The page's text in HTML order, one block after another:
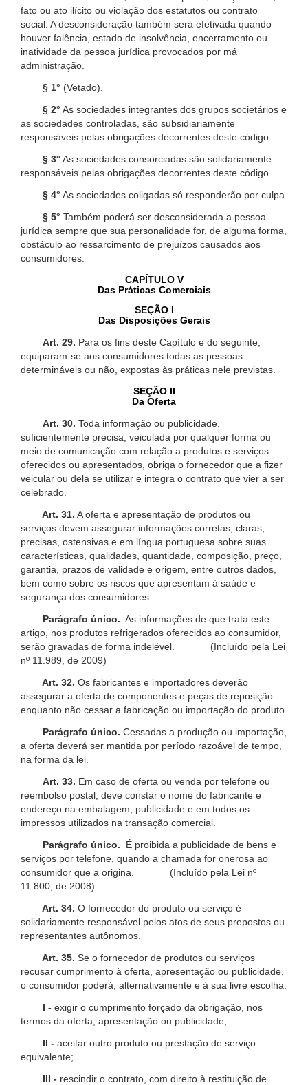
fato ou ato ilícito ou violação dos estatutos ou contrato
social. A desconsideração também será efetivada quando
houver falência, estado de insolvência, encerramento ou
inatividade da pessoa jurídica provocados por má
administração.
§ 1° (Vetado).
§ 2° As sociedades integrantes dos grupos societários e
as sociedades controladas, são subsidiariamente
responsáveis pelas obrigações decorrentes deste código.
§ 3° As sociedades consorciadas são solidariamente
responsáveis pelas obrigações decorrentes deste código.
§ 4° As sociedades coligadas só responderão por culpa.
§ 5° Também poderá ser desconsiderada a pessoa
jurídica sempre que sua personalidade for, de alguma forma,
obstáculo ao ressarcimento de prejuízos causados aos
consumidores.
CAPÍTULO V
Das Práticas Comerciais
SEÇÃO I
Das Disposições Gerais
Art. 29. Para os fins deste Capítulo e do seguinte,
equiparam-se aos consumidores todas as pessoas
determináveis ou não, expostas às práticas nele previstas.
SEÇÃO II
Da Oferta
Art. 30. Toda informação ou publicidade,
suficientemente precisa, veiculada por qualquer forma ou
meio de comunicação com relação a produtos e serviços
oferecidos ou apresentados, obriga o fornecedor que a fizer
veicular ou dela se utilizar e integra o contrato que vier a ser
celebrado.
Art. 31. A oferta e apresentação de produtos ou
serviços devem assegurar informações corretas, claras,
precisas, ostensivas e em língua portuguesa sobre suas
características, qualidades, quantidade, composição, preço,
garantia, prazos de validade e origem, entre outros dados,
bem como sobre os riscos que apresentam à saúde e
segurança dos consumidores.
Parágrafo único. As informações de que trata este
artigo, nos produtos refrigerados oferecidos ao consumidor,
serão gravadas de forma indelével. (Incluído pela Lei
nº 11.989, de 2009)
Art. 32. Os fabricantes e importadores deverão
assegurar a oferta de componentes e peças de reposição
enquanto não cessar a fabricação ou importação do produto.
Parágrafo único. Cessadas a produção ou importação,
a oferta deverá ser mantida por período razoável de tempo,
na forma da lei.
Art. 33. Em caso de oferta ou venda por telefone ou
reembolso postal, deve constar o nome do fabricante e
endereço na embalagem, publicidade e em todos os
impressos utilizados na transação comercial.
Parágrafo único.
É proibida a publicidade de bens e
serviços por telefone, quando a chamada for onerosa ao
consumidor que a origina. (Incluído pela Lei nº
11.800, de 2008).
Art. 34. O fornecedor do produto ou serviço é
solidariamente responsável pelos atos de seus prepostos ou
representantes autônomos.
Art. 35. Se o fornecedor de produtos ou serviços
recusar cumprimento à oferta, apresentação ou publicidade,
o consumidor poderá, alternativamente e à sua livre escolha:
I - exigir o cumprimento forçado da obrigação, nos
termos da oferta, apresentação ou publicidade;
II - aceitar outro produto ou prestação de serviço
equivalente;
III - rescindir o contrato, com direito à restituição de